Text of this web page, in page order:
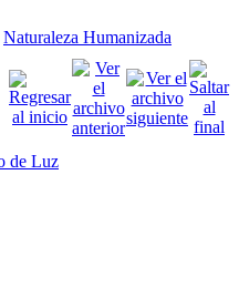
Naturaleza Humanizada